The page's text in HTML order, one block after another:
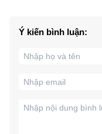
Ý kiến bình luận: